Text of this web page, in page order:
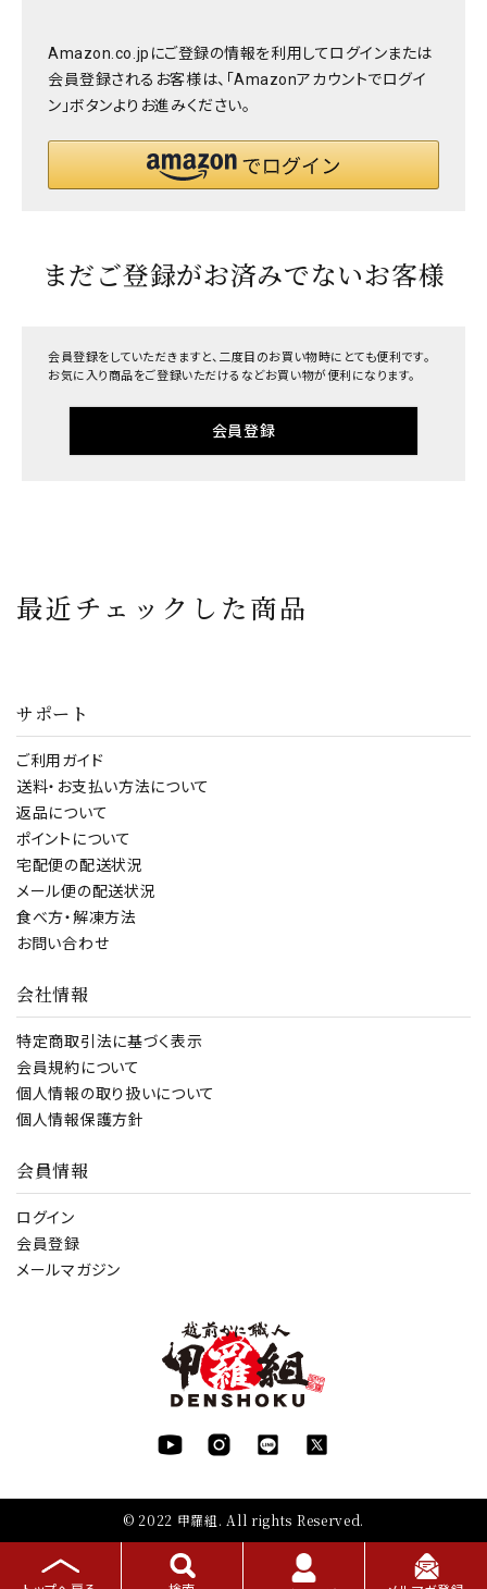
Amazon.co.jpにご登録の情報を利用してログインまたは
会員登録されるお客様は、「Amazonアカウントでログイ
ン」ボタンよりお進みください。
まだご登録がお済みでないお客様
会員登録をしていただきますと、二度目のお買い物時にとても便利です。
お気に入り商品をご登録いただけるなどお買い物が便利になります。
会員登録
最近チェックした商品
サポート
ご利用ガイド
送料・お支払い方法について
返品について
ポイントについて
宅配便の配送状況
メール便の配送状況
食べ方・解凍方法
お問い合わせ
会社情報
特定商取引法に基づく表示
会員規約について
個人情報の取り扱いについて
個人情報保護方針
会員情報
ログイン
会員登録
メールマガジン
© 2022 甲羅組. All rights Reserved.